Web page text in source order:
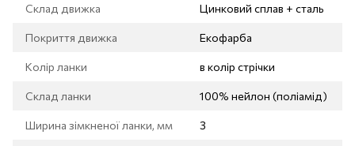
Склад движка Цинковий сплав + сталь
Покриття движка Екофарба
Колір ланки в колір стрічки
Склад ланки 100% нейлон (поліамід)
Ширина зімкненої ланки, мм 3